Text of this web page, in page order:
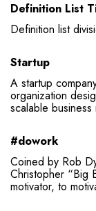
Definition List
Definition list
Startup
A startup
organization
scalable business
#dowork
Coined by Rob
Christopher “Big
motivator, to